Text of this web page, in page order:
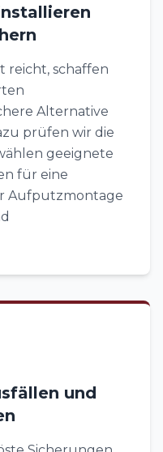
reicht, schaffen
Alternative
prüfen wir die
geeignete
für eine
Aufputzmontage
und